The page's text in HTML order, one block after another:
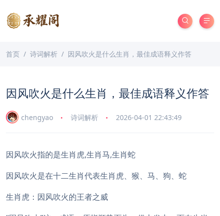
首页 诗词解析 因风吹火是什么生肖，最佳成语释义作答
因风吹火是什么生肖，最佳成语释义作答
chengyao 诗词解析 2026-04-01 22:43:49
因风吹火指的是生肖虎,生肖马,生肖蛇
因风吹火是在十二生肖代表生肖虎、猴、马、狗、蛇
生肖虎：因风吹火的王者之威